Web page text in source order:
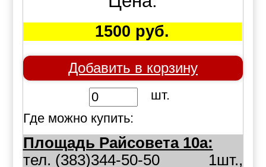
1500 руб.
Добавить в корзину
шт.
Где можно купить:
Площадь Райсовета 10а:
1шт.,
тел. (383)344-50-50